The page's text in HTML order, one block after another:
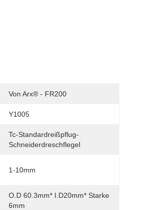
Von Arx® - FR200
Y1005
Tc-Standardreißpflug-
Schneiderdreschflegel
1-10mm
O.D 60.3mm* I.D20mm* Starke
6mm